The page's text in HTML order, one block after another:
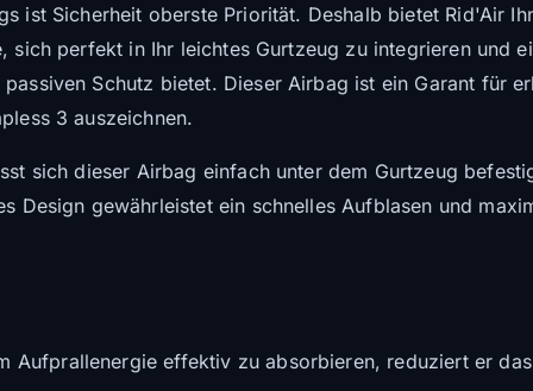
ist Sicherheit oberste Priorität. Deshalb bietet Rid'Air
perfekt in Ihr leichtes Gurtzeug zu integrieren und
Schutz bietet. Dieser Airbag ist ein Garant für
3 auszeichnen.
sich dieser Airbag einfach unter dem Gurtzeug
Design gewährleistet ein schnelles Aufblasen und
Aufprallenergie effektiv zu absorbieren, reduziert er